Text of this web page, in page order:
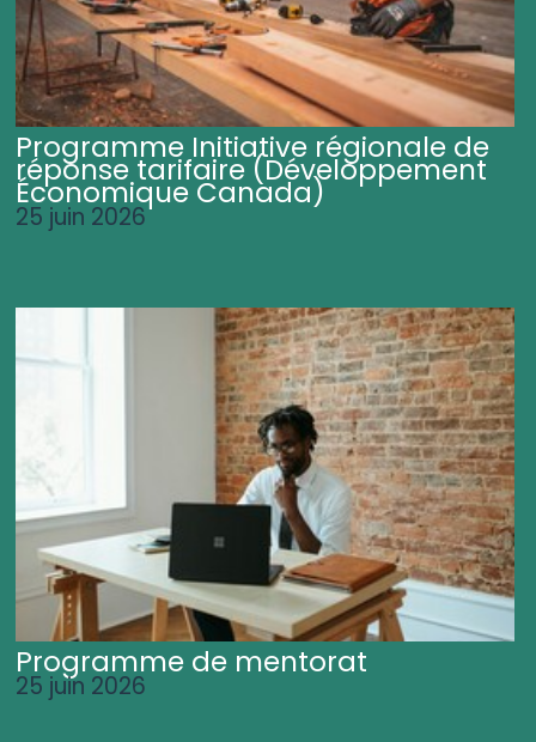
Programme Initiative régionale de
réponse tarifaire (Développement
Économique Canada)
25 juin 2026
Programme de mentorat
25 juin 2026